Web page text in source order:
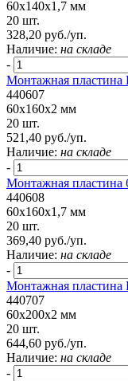
60x140x1,7 мм
20 шт.
328,20 руб./уп.
Наличие: на складе
-
Монтажная пластина
440607
60x160x2 мм
20 шт.
521,40 руб./уп.
Наличие: на складе
-
Монтажная пластина
440608
60x160x1,7 мм
20 шт.
369,40 руб./уп.
Наличие: на складе
-
Монтажная пластина
440707
60x200x2 мм
20 шт.
644,60 руб./уп.
Наличие: на складе
-